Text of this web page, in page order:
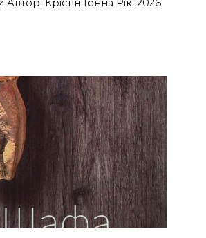
Крістін Генна Рік: 2026